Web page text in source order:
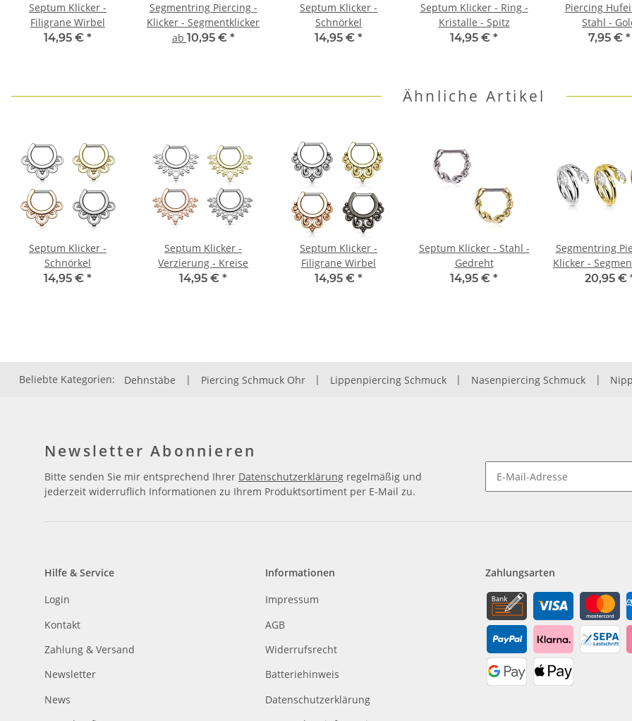
Septum Klicker -
Filigrane Wirbel
14,95 € *
Segmentring Piercing -
Klicker - Segmentklicker
ab 10,95 € *
Septum Klicker -
Schnörkel
14,95 € *
Septum Klicker - Ring -
Kristalle - Spitz
14,95 € *
Piercing
Stahl -
7,95 € *
Ähnliche Artikel
Septum Klicker -
Schnörkel
14,95 € *
Septum Klicker -
Verzierung - Kreise
14,95 € *
Septum Klicker -
Filigrane Wirbel
14,95 € *
Septum Klicker - Stahl -
Gedreht
14,95 € *
Segmentring
Klicker -
- Ranke
20,95 €
Beliebte Kategorien: Dehnstäbe | Piercing Schmuck Ohr | Lippenpiercing Schmuck | Nasenpiercing Schmuck |
Newsletter Abonnieren
Bitte senden Sie mir entsprechend Ihrer Datenschutzerklärung regelmäßig und
jederzeit widerruflich Informationen zu Ihrem Produktsortiment per E-Mail zu.
Hilfe & Service
Login
Kontakt
Zahlung & Versand
Newsletter
News
Informationen
Impressum
AGB
Widerrufsrecht
Batteriehinweis
Datenschutzerklärung
Zahlungsarten